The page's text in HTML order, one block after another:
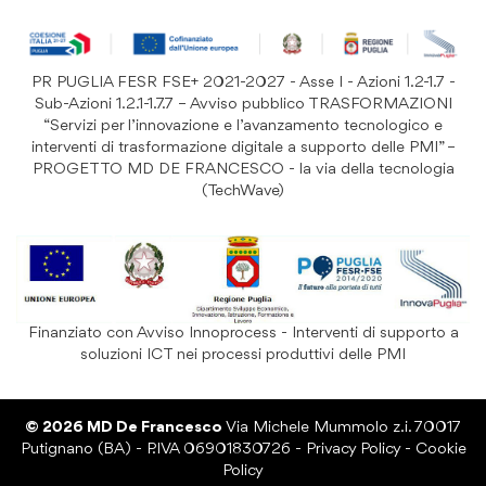
Festività
Prodotti Riutilizzabili
alla
Newsletter:
ISCRIVITI
PR PUGLIA FESR FSE+ 2021-2027 - Asse I - Azioni 1.2-1.7 -
Sub-Azioni 1.2.1-1.7.7 – Avviso pubblico TRASFORMAZIONI
“Servizi per l’innovazione e l’avanzamento tecnologico e
interventi di trasformazione digitale a supporto delle PMI” –
PROGETTO MD DE FRANCESCO - la via della tecnologia
(TechWave)
Finanziato con Avviso Innoprocess - Interventi di supporto a
soluzioni ICT nei processi produttivi delle PMI
© 2026 MD De Francesco Via Michele Mummolo z.i. 70017
Putignano (BA) - P.IVA 06901830726 - Privacy Policy- Cookie
Policy